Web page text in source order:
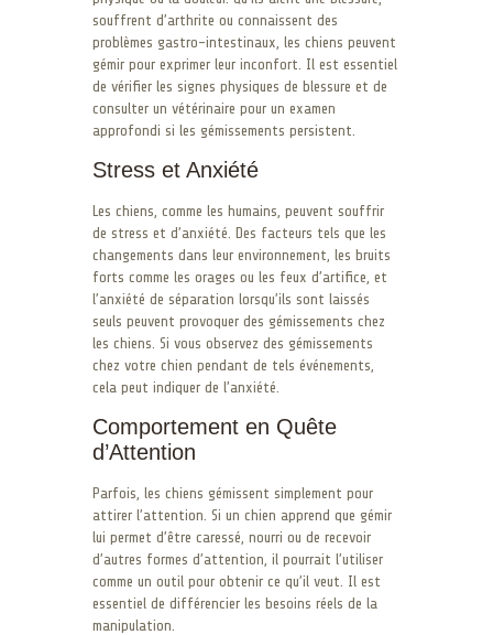
souffrent d’arthrite ou connaissent des
problèmes gastro-intestinaux, les chiens peuvent
gémir pour exprimer leur inconfort. Il est essentiel
de vérifier les signes physiques de blessure et de
consulter un vétérinaire pour un examen
approfondi si les gémissements persistent.
Stress et Anxiété
Les chiens, comme les humains, peuvent souffrir
de stress et d’anxiété. Des facteurs tels que les
changements dans leur environnement, les bruits
forts comme les orages ou les feux d’artifice, et
l’anxiété de séparation lorsqu’ils sont laissés
seuls peuvent provoquer des gémissements chez
les chiens. Si vous observez des gémissements
chez votre chien pendant de tels événements,
cela peut indiquer de l’anxiété.
Comportement en Quête
d’Attention
Parfois, les chiens gémissent simplement pour
attirer l’attention. Si un chien apprend que gémir
lui permet d’être caressé, nourri ou de recevoir
d’autres formes d’attention, il pourrait l’utiliser
comme un outil pour obtenir ce qu’il veut. Il est
essentiel de différencier les besoins réels de la
manipulation.